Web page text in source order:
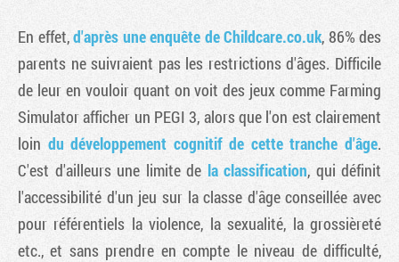
En effet,d'après une enquête de Childcare.co.uk, 86% des
parents ne suivraient pas les restrictions d'âges. Difficile
de leur en vouloir quant on voit des jeux comme Farming
Simulator afficher un PEGI 3, alors que l'on est clairement
loin du développement cognitif de cette tranche d'âge.
C'est d'ailleurs une limite de la classification, qui définit
l'accessibilité d'un jeu sur la classe d'âge conseillée avec
pour référentiels la violence, la sexualité, la grossièreté
etc., et sans prendre en compte le niveau de difficulté,